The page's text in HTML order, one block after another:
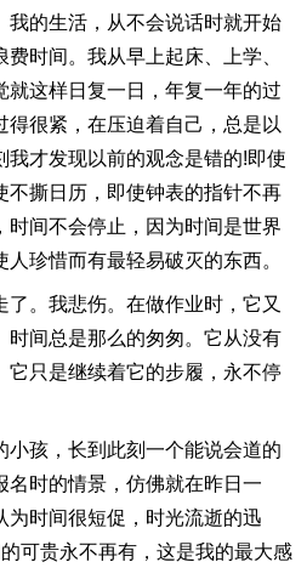
我的生活，从不会说话时就开始
时间。我从早上起床、上学、
就这样日复一日，年复一年的过
得很紧，在压迫着自己，总是以
我才发现以前的观念是错的!即使
不撕日历，即使钟表的指针不再
时间不会停止，因为时间是世界
人珍惜而有最轻易破灭的东西。
了。我悲伤。在做作业时，它又
时间总是那么的匆匆。它从没有
它只是继续着它的步履，永不停
小孩，长到此刻一个能说会道的
名时的情景，仿佛就在昨日一
为时间很短促，时光流逝的迅
可贵永不再有，这是我的最大感